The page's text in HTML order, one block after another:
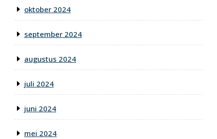
oktober 2024
september 2024
augustus 2024
juli 2024
juni 2024
mei 2024